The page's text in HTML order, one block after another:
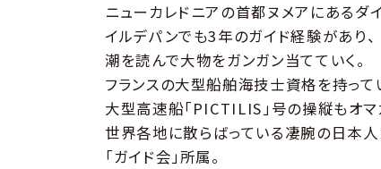
ニューカレドニアの首都ヌメアにあるダ
イルデパンでも3年のガイド経験があり、
潮を読んで大物をガンガン当てていく。
フランスの大型船舶海技士資格を持って
大型高速船「PICTILIS」号の操縦もオマ
世界各地に散らばっている凄腕の日本
「ガイド会」所属。